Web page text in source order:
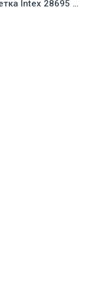
Плавающая светодиодная подсветка Intex 28695 на солнечной батарее